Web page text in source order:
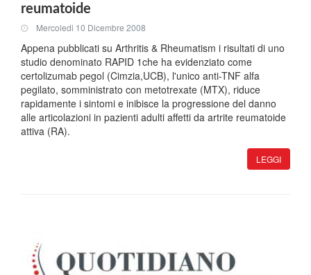
reumatoide
Mercoledi 10 Dicembre 2008
Appena pubblicati su Arthritis & Rheumatism i risultati di uno
studio denominato RAPID 1che ha evidenziato come
certolizumab pegol (Cimzia,UCB), l'unico anti-TNF alfa
pegilato, somministrato con metotrexate (MTX), riduce
rapidamente i sintomi e inibisce la progressione del danno
alle articolazioni in pazienti adulti affetti da artrite reumatoide
attiva (RA).
LEGGI